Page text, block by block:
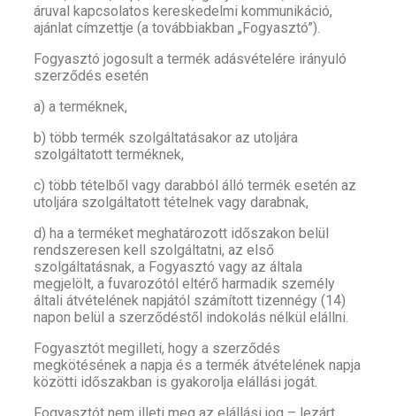
áruval kapcsolatos kereskedelmi kommunikáció,
ajánlat címzettje (a továbbiakban „Fogyasztó”).
Fogyasztó jogosult a termék adásvételére irányuló
szerződés esetén
a) a terméknek,
b) több termék szolgáltatásakor az utoljára
szolgáltatott terméknek,
c) több tételből vagy darabból álló termék esetén az
utoljára szolgáltatott tételnek vagy darabnak,
d) ha a terméket meghatározott időszakon belül
rendszeresen kell szolgáltatni, az első
szolgáltatásnak, a Fogyasztó vagy az általa
megjelölt, a fuvarozótól eltérő harmadik személy
általi átvételének napjától számított tizennégy (14)
napon belül a szerződéstől indokolás nélkül elállni.
Fogyasztót megilleti, hogy a szerződés
megkötésének a napja és a termék átvételének napja
közötti időszakban is gyakorolja elállási jogát.
Fogyasztót nem illeti meg az elállási jog – lezárt